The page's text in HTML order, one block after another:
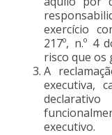
exercício
217º, n.º 4
risco que os
A
executiva,
executivo.